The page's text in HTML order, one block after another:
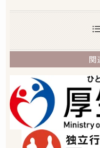
関